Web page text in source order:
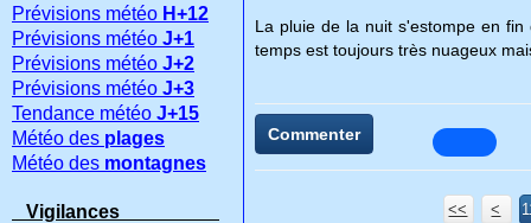
La pluie de la nuit s'estompe en
temps est toujours très nuageux
Commenter
<< <
Prévisions météo H+12
Prévisions météo J+1
Prévisions météo J+2
Prévisions météo J+3
Tendance météo J+15
Météo des plages
Météo des montagnes
Vigilances